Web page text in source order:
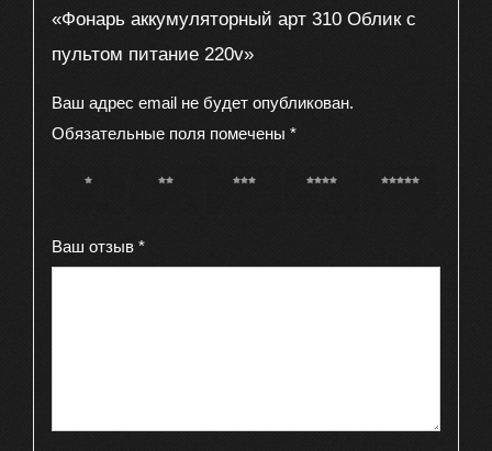
«Фонарь аккумуляторный арт 310 Облик с
пультом питание 220v»
Ваш адрес email не будет опубликован.
Обязательные поля помечены *
1 из 5
2 из 5
3 из 5
4 из 5
5 из 5
Ваш отзыв *